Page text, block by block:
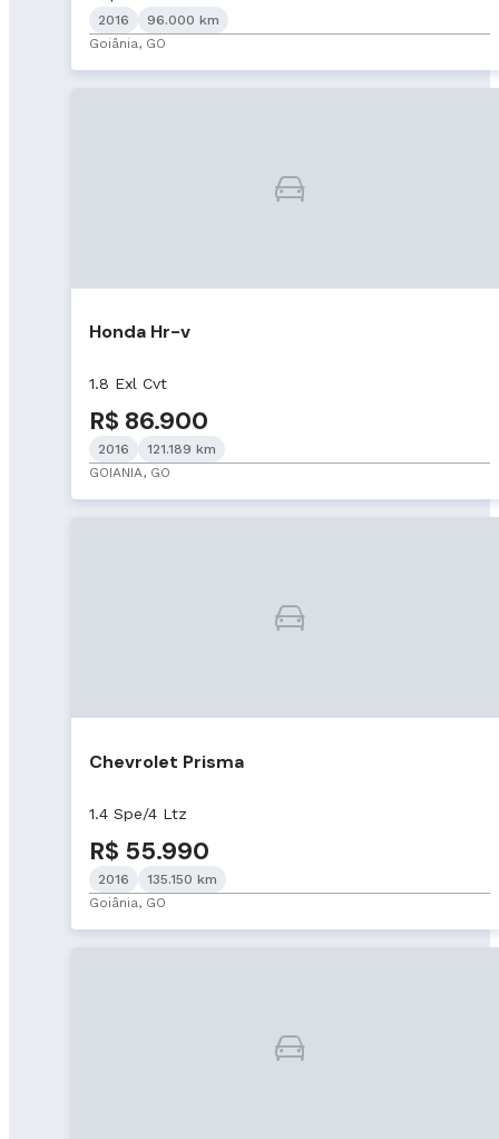
2016
96.000 km
Goiânia, GO
Honda Hr-v
1.8 Exl Cvt
R$ 86.900
2016
121.189 km
GOIANIA, GO
Chevrolet Prisma
1.4 Spe/4 Ltz
R$ 55.990
2016
135.150 km
Goiânia, GO